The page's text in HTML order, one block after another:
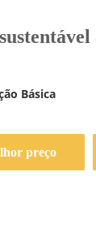
Básica
preço